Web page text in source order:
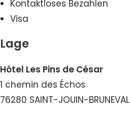
Kontaktloses Bezahlen
Visa
Lage
Hôtel Les Pins de César
1 chemin des Échos
76280 SAINT-JOUIN-BRUNEVAL